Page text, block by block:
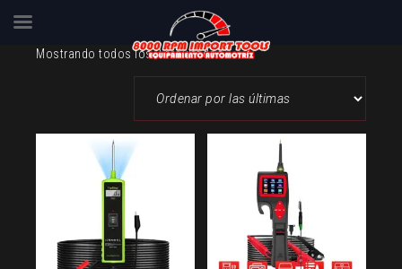
Mostrando todos los 2 resultadosSorted
latest